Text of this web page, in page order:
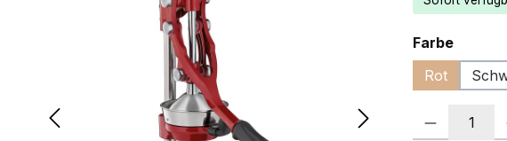
Farbe
Rot
Produkt